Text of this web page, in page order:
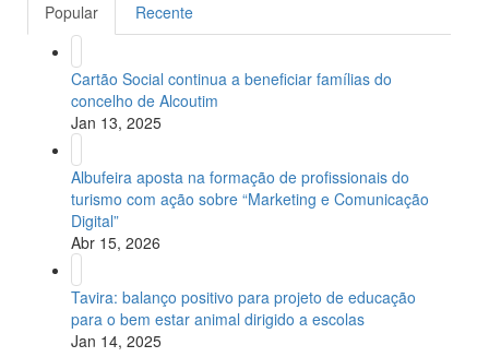
Popular Recente
Cartão Social continua a beneficiar famílias do
concelho de Alcoutim
Jan 13, 2025
Albufeira aposta na formação de profissionais do
turismo com ação sobre “Marketing e Comunicação
Digital”
Abr 15, 2026
Tavira: balanço positivo para projeto de educação
para o bem estar animal dirigido a escolas
Jan 14, 2025